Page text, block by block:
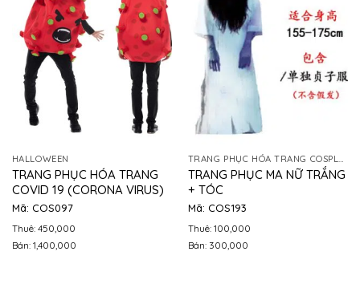
HALLOWEEN
TRANG PHỤC HÓA TRANG
COVID 19 (CORONA VIRUS)
Mã: COS097
Thuê: 450,000
Bán: 1,400,000
TRANG PHỤC MA NỮ TRẮNG
+ TÓC
Mã: COS193
Thuê: 100,000
Bán: 300,000